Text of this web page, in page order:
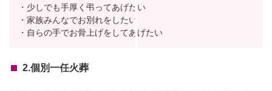
・少しでも手厚く弔ってあげたい
・家族みんなでお別れをしたい
・自らの手でお骨上げをしてあげたい
2.個別一任火葬